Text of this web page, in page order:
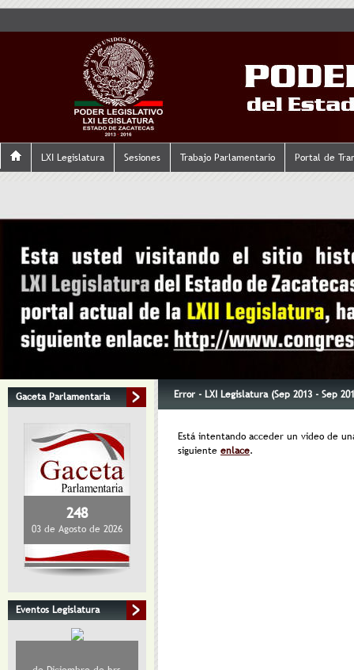
LXI Legislatura Sesiones Trabajo Parlamentario Portal de
Gaceta Parlamentaria
248
03 de Agosto de 2026
Eventos Legislatura
Error - LXI Legislatura (Sep 2013 - Sep
Está intentando acceder un video de
siguiente enlace.